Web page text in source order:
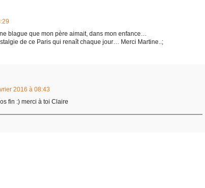
blague que mon père aimait, dans mon enfance…
de ce Paris qui renaît chaque jour… Merci Martine..;
2016 à 08:43
fin :) merci à toi Claire